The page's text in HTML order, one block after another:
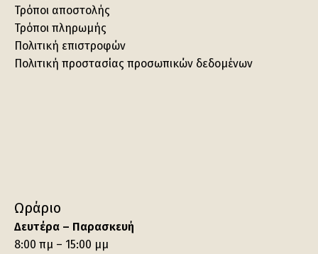
Τρόποι αποστολής
Τρόποι πληρωμής
Πολιτική επιστροφών
Πολιτική προστασίας προσωπικών δεδομένων
Ωράριο
Δευτέρα – Παρασκευή
8:00 πμ – 15:00 μμ